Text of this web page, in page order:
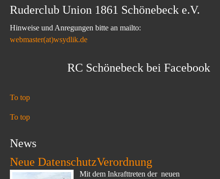
Ruderclub Union 1861 Schönebeck e.V.
Hinweise und Anregungen bitte an mailto:
webmaster(at)wsydlik.de
RC Schönebeck bei Facebook
To top
To top
News
Neue DatenschutzVerordnung
Mit dem Inkrafttreten der neuen